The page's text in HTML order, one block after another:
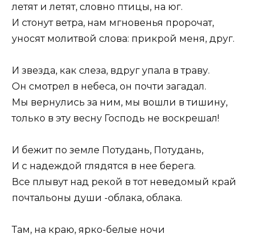
летят и летят, словно птицы, на юг.
И стонут ветра, нам мгновенья пророчат,
уносят молитвой слова: прикрой меня, друг.
И звезда, как слеза, вдруг упала в траву.
Он смотрел в небеса, он почти загадал.
Мы вернулись за ним, мы вошли в тишину,
только в эту весну Господь не воскрешал!
И бежит по земле Потудань, Потудань,
И с надеждой глядятся в нее берега.
Все плывут над рекой в тот неведомый край
почтальоны души -облака, облака.
Там, на краю, ярко-белые ночи